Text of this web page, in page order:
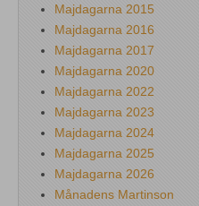
Majdagarna 2015
Majdagarna 2016
Majdagarna 2017
Majdagarna 2020
Majdagarna 2022
Majdagarna 2023
Majdagarna 2024
Majdagarna 2025
Majdagarna 2026
Månadens Martinson